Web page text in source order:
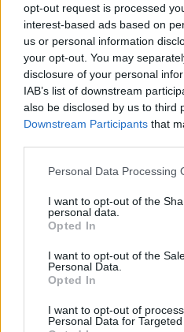
opt-out request is processed
interest-based ads based on
us or personal information
your opt-out. You may
disclosure of your personal
IAB’s list of downstream
also be disclosed by us to third
Downstream Participants that
Please note that this website/
not limited to your visit or
grant or deny consent to
use your data for below
consent section.
Personal Data Processing
I want to opt-out of the
personal data.
Opted In
I want to opt-out of the
Personal Data.
Opted In
I want to opt-out of
Personal Data for Targeted
Mérleg (09. 24-10. 23.)Ma
partit, mert a
számlákat kell befizetned,
következő hónap
kívánságod teljesül, ne is
legkönnyebb úton elérni a
a változtatás viszont
dolgoznod kell,
munkahelyeden
mégse vesztegesd ostoba